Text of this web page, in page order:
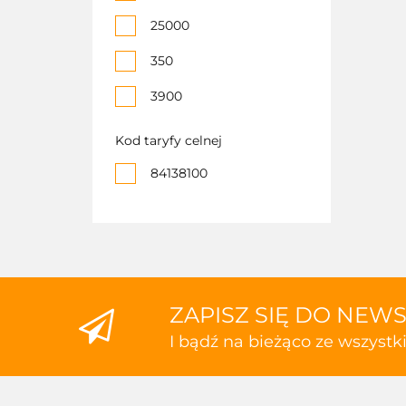
25000
350
3900
Kod taryfy celnej
84138100
ZAPISZ SIĘ DO
I bądź na bieżąco ze